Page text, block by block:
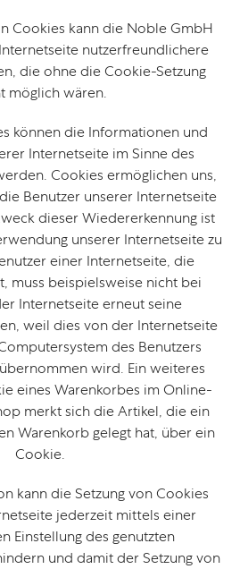
Cookies kann die Noble GmbH
nutzerfreundlichere
die ohne die Cookie-Setzung
möglich wären.
können die Informationen und
Internetseite im Sinne des
Cookies ermöglichen uns,
Benutzer unserer Internetseite
dieser Wiedererkennung ist
unserer Internetseite zu
einer Internetseite, die
muss beispielsweise nicht bei
Internetseite erneut seine
weil dies von der Internetseite
des Benutzers
wird. Ein weiteres
eines Warenkorbes im Online-
merkt sich die Artikel, die ein
Warenkorb gelegt hat, über ein
Cookie.
kann die Setzung von Cookies
jederzeit mittels einer
Einstellung des genutzten
und damit der Setzung von